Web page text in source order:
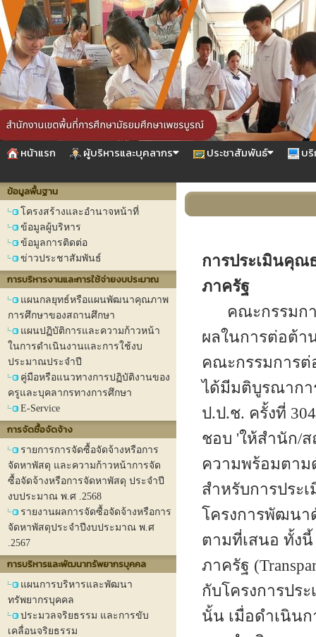
หน้าแรก ผู้บริหารและบุคลากร ประชาสัมพันธ์ บ
ข้อมูลพื้นฐาน
โครงสร้างและอำนาจหน้าที่
ข้อมูลผู้บริหาร
ข้อมูลการติดต่อ
ข่าวประชาสัมพันธ์
การบริหารงานและการใช้จ่ายงบประมาณ
แผนกลยุทธ์หรือแผนพัฒนาคุณภาพ
การศึกษาของสถานศึกษา
แผนปฏิบัติการและความก้าวหน้า
ในการดำเนินงานและการใช้งบ
ประมาณประจำปี
คู่มือหรือแนวทางการปฏิบัติงานของ
ครูและบุคลากรทางการศึกษา
E-Service
การจัดซื้อจัดจ้าง
รายการการจัดซื้อจัดจ้างหรือการ
จัดหาพัสดุ และความก้าวหน้าการจัด
ซื้อจัดจ้างหรือการจัดหาพัสดุ ประจำปี
งบประมาณ พ.ศ .2568
รายงานผลการจัดซื้อจัดจ้างหรือการ
จัดหาพัสดุประจำปีงบประมาณ พ.ศ
.2567
การบริหารและพัฒนาทรัพยากรบุคคล
แผนการบริหารและพัฒนา
ทรัพยากรบุคคล
ประมวลจริยธรรม และการขับ
เคลื่อนจริยธรรม
การประเมินคุณ
ภาครัฐ
คณะกรรมการ
ผลในการต่อต้า
คณะกรรมการต่
ได้มีมติบูรณากา
ป.ป.ช. ครั้งที่
ชอบ 'ให้สำนัก/
ความพร้อมตาม
สำหรับการประ
โครงการพัฒนา
ตามที่เสนอ ทั้ง
ภาครัฐ
กับโครงการปร
นั้น เมื่อดำเนินก